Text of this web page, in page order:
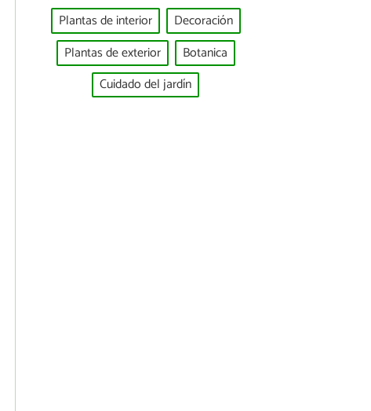
Plantas de interior
Decoración
Plantas de exterior
Botanica
Cuidado del jardín